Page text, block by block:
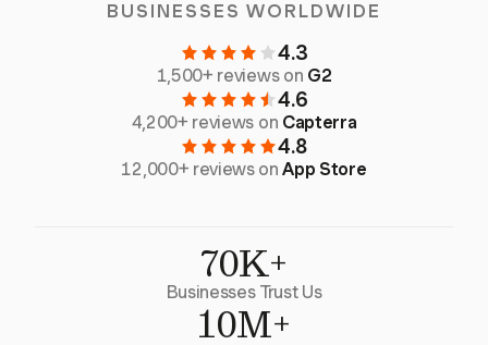
BUSINESSES WORLDWIDE
4.3
1,500+ reviews on G2
4.6
4,200+ reviews on Capterra
4.8
12,000+ reviews onApp Store
70K+
Businesses Trust Us
10M+